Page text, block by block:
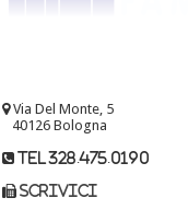
Via Del Monte, 5
40126 Bologna
tel 328.475.0190
scrivici